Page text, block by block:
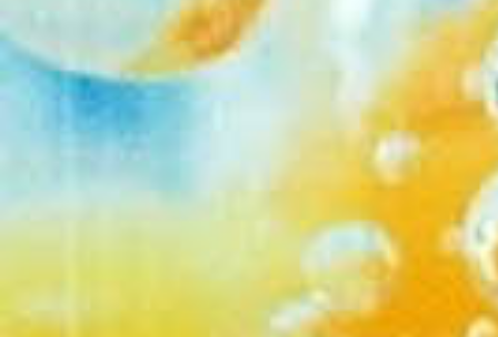
mjjhec:
daa51
А
таких раздач.
@arvilov50
Классный Сайт!
@pvv: